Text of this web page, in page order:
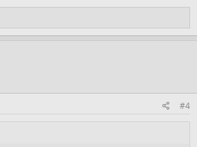
#4